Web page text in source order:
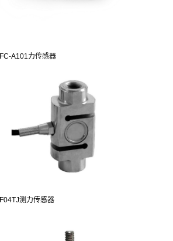
FC-A101力传感器
F04TJ测力传感器